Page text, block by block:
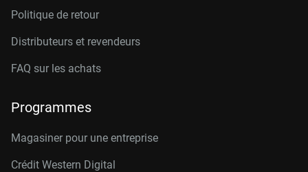
Politique de retour
Distributeurs et revendeurs
FAQ sur les achats
Programmes
Magasiner pour une entreprise
Crédit Western Digital